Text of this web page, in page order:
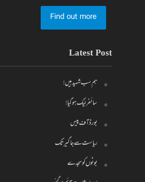
Find out more
Latest Post
ہم سب شہید ہیں!
سائفر لیک ہو گیا!
بورڈ آف پیس
ریاست سے جاگیر تک
بوٹوں کو سجدے